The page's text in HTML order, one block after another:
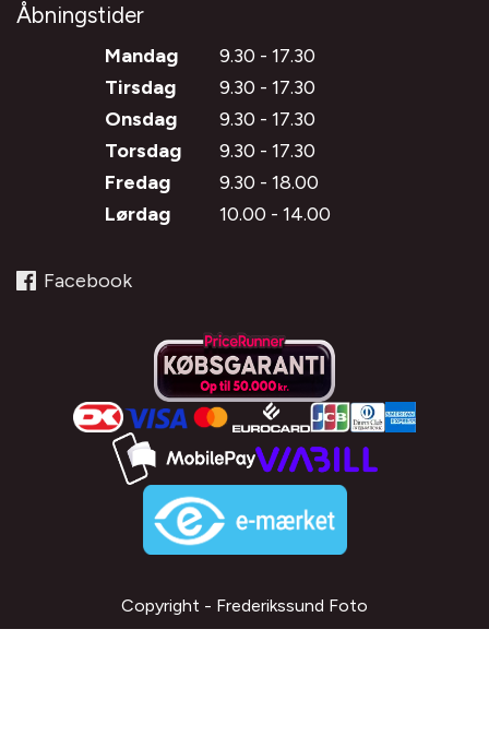
Åbningstider
Mandag
9.30 - 17.30
Tirsdag
9.30 - 17.30
Onsdag
9.30 - 17.30
Torsdag
9.30 - 17.30
Fredag
9.30 - 18.00
Lørdag
10.00 - 14.00
Facebook
Copyright - Frederikssund Foto